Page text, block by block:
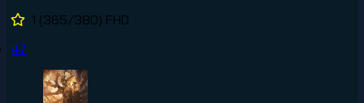
1 (365/380) FHD
#7